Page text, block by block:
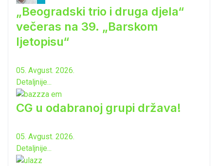
„Beogradski trio i druga djela“
večeras na 39. „Barskom
ljetopisu“
05. Avgust. 2026.
Detaljnije...
CG u odabranoj grupi država!
05. Avgust. 2026.
Detaljnije...